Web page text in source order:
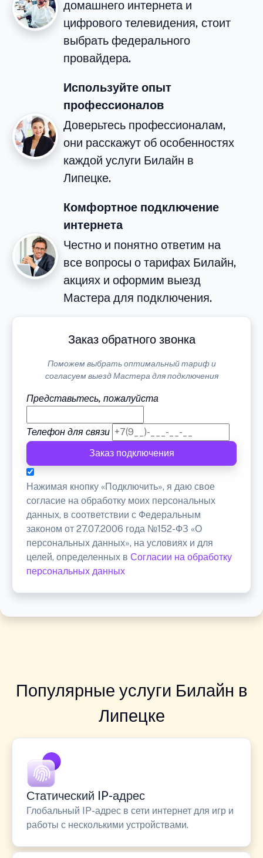
домашнего интернета и
цифрового телевидения, стоит
выбрать федерального
провайдера.
Используйте опыт
профессионалов
Доверьтесь профессионалам,
они расскажут об особенностях
каждой услуги Билайн в
Липецке.
Комфортное подключение
интернета
Честно и понятно ответим на
все вопросы о тарифах Билайн,
акциях и оформим выезд
Мастера для подключения.
Заказ обратного звонка
Поможем выбрать оптимальный тариф и
согласуем выезд Мастера для подключения
Представьтесь, пожалуйста
Телефон для связи
Заказ подключения
Нажимая кнопку «Подключить», я даю свое
согласие на обработку моих персональных
данных, в соответствии с Федеральным
законом от 27.07.2006 года №152-ФЗ «О
персональных данных», на условиях и для
целей, определенных в Согласии на обработку
персональных данных
Популярные услуги Билайн в
Липецке
Статический IP-адрес
Глобальный IP-адрес в сети интернет для игр и
работы с несколькими устройствами.